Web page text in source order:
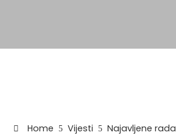
Home Vijesti Najavljene